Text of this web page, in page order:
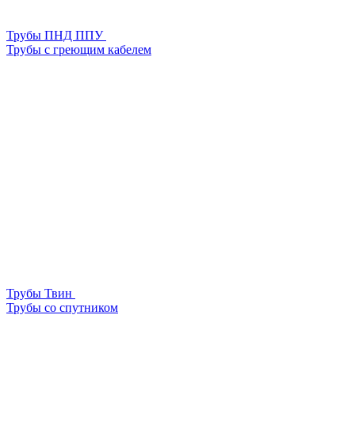
Трубы ПНД ППУ
Трубы с греющим кабелем
Трубы Твин
Трубы со спутником